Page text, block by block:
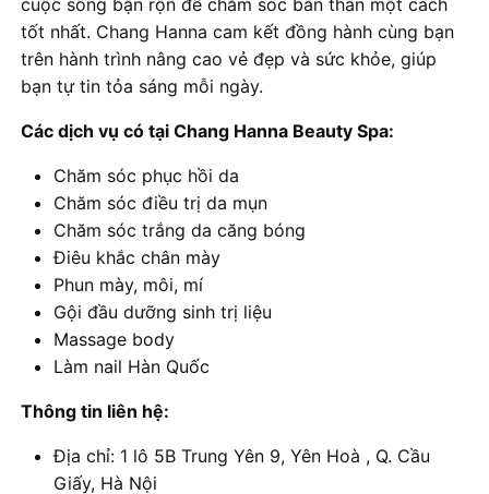
cuộc sống bận rộn để chăm sóc bản thân một cách
tốt nhất. Chang Hanna cam kết đồng hành cùng bạn
trên hành trình nâng cao vẻ đẹp và sức khỏe, giúp
bạn tự tin tỏa sáng mỗi ngày.
Các dịch vụ có tại Chang Hanna Beauty Spa:
Chăm sóc phục hồi da
Chăm sóc điều trị da mụn
Chăm sóc trắng da căng bóng
Điêu khắc chân mày
Phun mày, môi, mí
Gội đầu dưỡng sinh trị liệu
Massage body
Làm nail Hàn Quốc
Thông tin liên hệ:
Địa chỉ: 1 lô 5B Trung Yên 9, Yên Hoà , Q. Cầu
Giấy, Hà Nội